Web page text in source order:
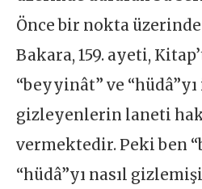
Önce bir nokta
Bakara, 159. ayeti,
“beyyinât” ve
gizleyenlerin laneti
vermektedir. Peki ben
“hüdâ”yı nasıl